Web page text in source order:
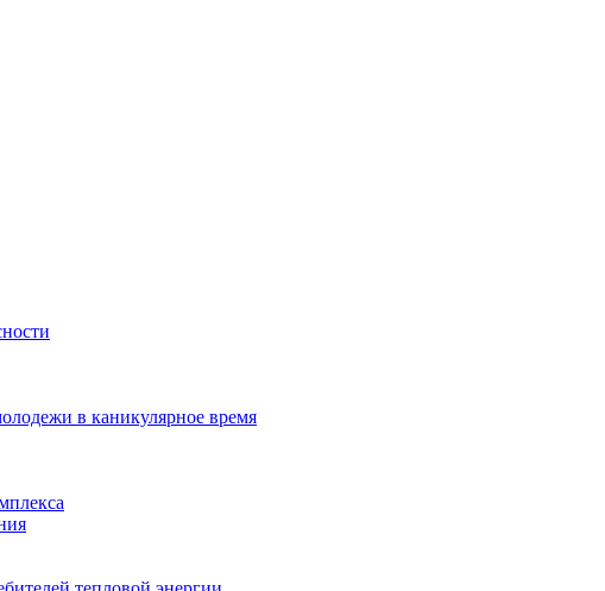
в каникулярное время